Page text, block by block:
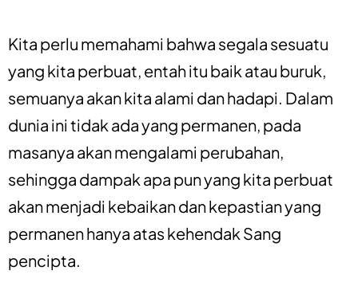
Kita perlu memahami bahwa segala sesuatu
yang kita perbuat, entah itu baik atau buruk,
semuanya akan kita alami dan hadapi. Dalam
dunia ini tidak ada yang permanen, pada
masanya akan mengalami perubahan,
sehingga dampak apa pun yang kita perbuat
akan menjadi kebaikan dan kepastian yang
permanen hanya atas kehendak Sang
pencipta.